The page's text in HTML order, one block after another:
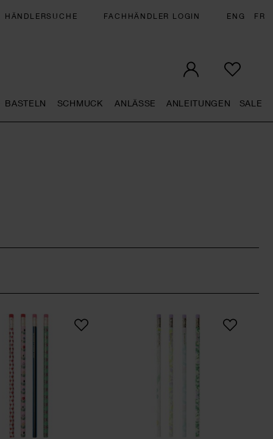
HÄNDLERSUCHE FACHHÄNDLER LOGIN ENG FR
BASTELN SCHMUCK ANLÄSSE ANLEITUNGEN SALE
Gräser Schwarz 4 Stück
Rico Design x Redfries Bleistiftset Paper Poetry